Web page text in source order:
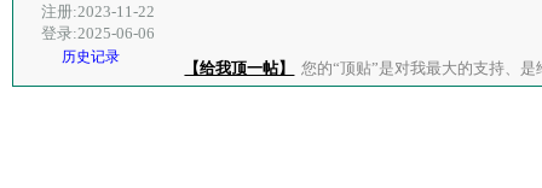
注册:2023-11-22
登录:2025-06-06
历史记录
【给我顶一帖】 您的“顶贴”是对我最大的支持、